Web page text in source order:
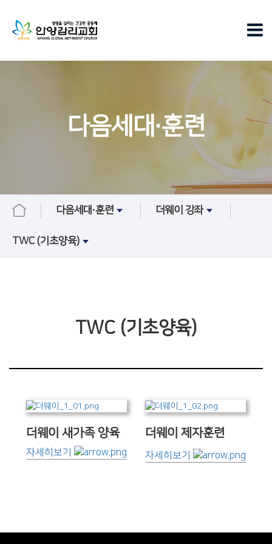
다음세대∙훈련
다음세대∙훈련 더웨이 강좌
TWC (기초양육)
TWC (기초양육)
더웨이 새가족 양육
자세히보기
더웨이 제자훈련
자세히보기